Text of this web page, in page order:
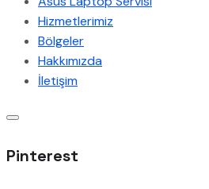
Hizmetlerimiz
Bölgeler
Hakkımızda
İletişim
Pinterest